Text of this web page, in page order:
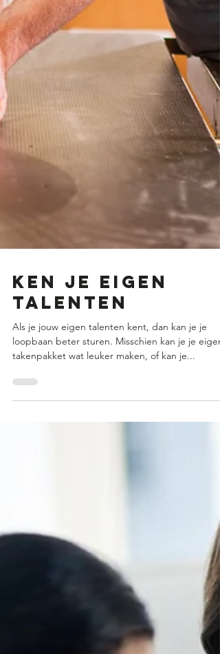
KEN JE EIGEN
TALENTEN
Als je jouw eigen talenten kent, dan kan je je
takenpakket wat leuker maken, of kan je...